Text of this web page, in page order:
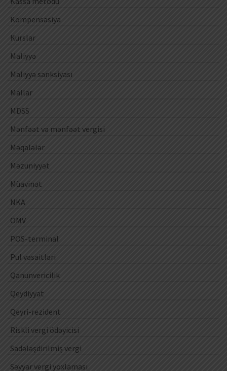
Kompensasiya
Kurslar
Maliyyə
Maliyyə sanksiyası
Mallar
MDSS
Mənfəət və mənfəət vergisi
Məqalələr
Məzuniyyət
Müavinət
NKA
ÖMV
POS-terminal
Pul vəsaitləri
Qanunvericilik
Qeydiyyat
Qeyri-rezident
Riskli vergi ödəyicisi
Sadələşdirilmiş vergi
Səyyar vergi yoxlaması